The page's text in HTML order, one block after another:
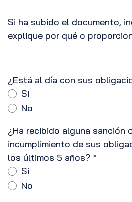
Si ha subido el documento,
explique por qué o
¿Está al día con sus
Si
No
¿Ha recibido alguna sanción
incumplimiento de sus
los últimos 5 años? *
Si
No